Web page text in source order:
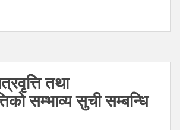
तथा
सम्भाव्य सुची सम्बन्धि